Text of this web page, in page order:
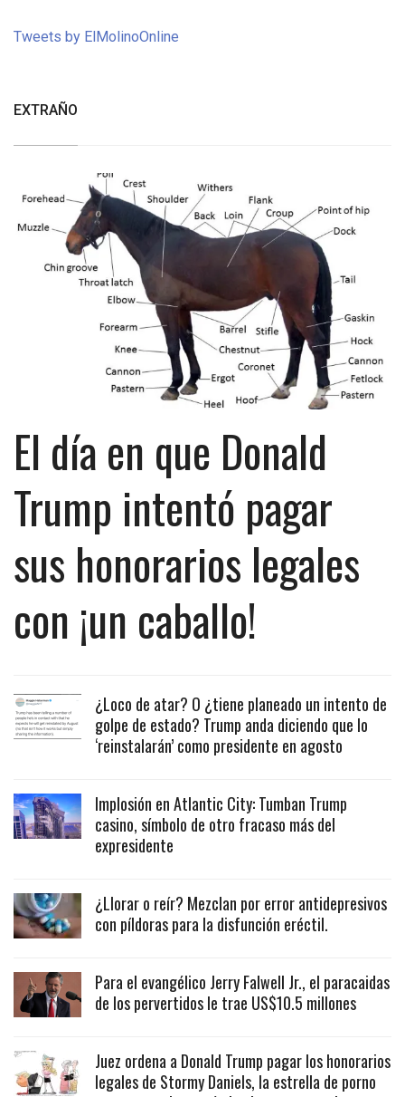
Tweets by ElMolinoOnline
EXTRAÑO
El día en que Donald
Trump intentó pagar
sus honorarios legales
con ¡un caballo!
¿Loco de atar? O ¿tiene planeado un intento de
golpe de estado? Trump anda diciendo que lo
‘reinstalarán’ como presidente en agosto
Implosión en Atlantic City: Tumban Trump
casino, símbolo de otro fracaso más del
expresidente
¿Llorar o reír? Mezclan por error antidepresivos
con píldoras para la disfunción eréctil.
Para el evangélico Jerry Falwell Jr., el paracaidas
de los pervertidos le trae US$10.5 millones
Juez ordena a Donald Trump pagar los honorarios
legales de Stormy Daniels, la estrella de porno